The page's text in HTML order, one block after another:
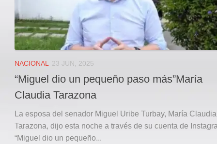
DEPARTAMENTAL
Internacional
facebook
Instagram
Registro ISSN: 2711-3299
NACIONAL 23 JUN, 2025
“Miguel dio un pequeño paso más”María
Claudia Tarazona
La esposa del senador Miguel Uribe Turbay, María Claudia
Tarazona, dijo esta noche a través de su cuenta de
“Miguel dio un pequeño...